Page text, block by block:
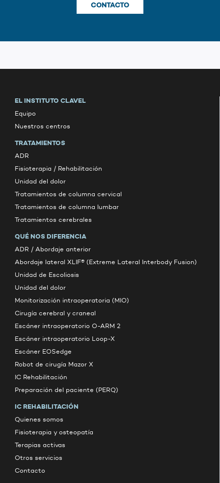
CONTACTO
EL INSTITUTO CLAVEL
Equipo
Nuestros centros
TRATAMIENTOS
ADR
Fisioterapia / Rehabilitación
Unidad del dolor
Tratamientos de columna cervical
Tratamientos de columna lumbar
Tratamientos cerebrales
QUÉ NOS DIFERENCIA
ADR / Abordaje anterior
Abordaje lateral XLIF® (Extreme Lateral Interbody Fusion)
Unidad de Escoliosis
Unidad del dolor
Monitorización intraoperatoria (MIO)
Cirugía cerebral y craneal
Escáner intraoperatorio O-ARM 2
Escáner intraoperatorio Loop-X
Escáner EOSedge
Robot de cirugía Mazor X
IC Rehabilitación
Preparación del paciente (PERQ)
IC REHABILITACIÓN
Quienes somos
Fisioterapia y osteopatía
Terapias activas
Otros servicios
Contacto